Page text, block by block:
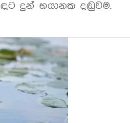
දුන් භයානක දඬුවම.